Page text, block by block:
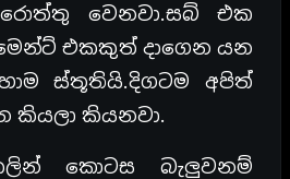
වෙනවා.සබ් එක
එකකුත් දාගෙන යන
ස්තූතියි.දිගටම අපිත්
කියලා කියනවා.
කොටස බැලුවනම්